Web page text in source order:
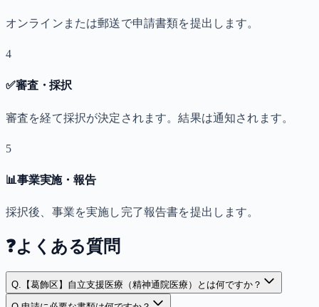
オンラインまたは郵送で申請書類を提出します。
4
✅審査・採択
審査を経て採択が決定されます。結果は通知されます。
5
📊事業実施・報告
採択後、事業を実施し完了報告書を提出します。
❓よくある質問
Q. 【葛飾区】自立支援医療（精神通院医療）とは何ですか？